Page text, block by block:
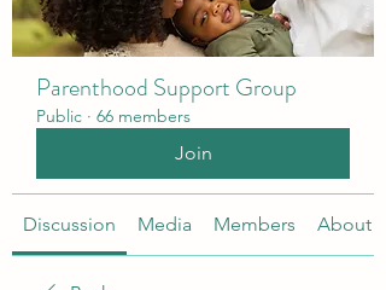
Parenthood Support Group
Public · 66 members
Join
Discussion Media Members About